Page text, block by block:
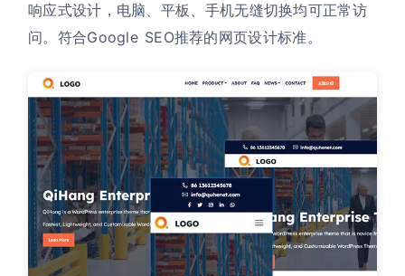
响应式设计，电脑、平板、手机无缝切换均可正常访
问。符合Google SEO推荐的网页设计标准。